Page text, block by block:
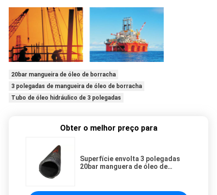
20bar mangueira de óleo de borracha
3 polegadas de mangueira de óleo de borracha
Tubo de óleo hidráulico de 3 polegadas
Obter o melhor preço para
Superfície envolta 3 polegadas
20bar manguera de óleo de